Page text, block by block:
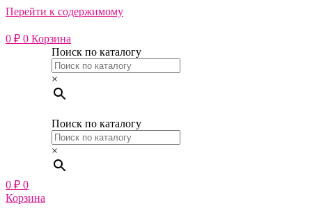
Перейти к содержимому
0 ₽ 0 Корзина
Поиск по каталогу
×
Поиск по каталогу
×
0 ₽ 0
Корзина